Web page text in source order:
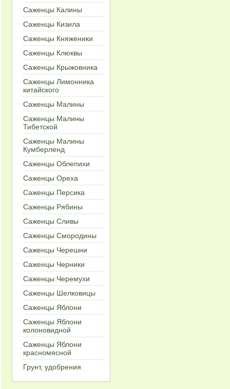
Cаженцы Калины
Cаженцы Кизила
Саженцы Княженики
Cаженцы Клюквы
Cаженцы Крыжовника
Cаженцы Лимонника
китайского
Cаженцы Малины
Саженцы Малины
Тибетской
Саженцы Малины
Кумберленд
Cаженцы Облепихи
Саженцы Ореха
Саженцы Персика
Cаженцы Рябины
Cаженцы Сливы
Cаженцы Смородины
Cаженцы Черешни
Cаженцы Черники
Саженцы Черемухи
Саженцы Шелковицы
Cаженцы Яблони
Саженцы Яблони
колоновидной
Саженцы Яблони
красномясной
Грунт, удобрения